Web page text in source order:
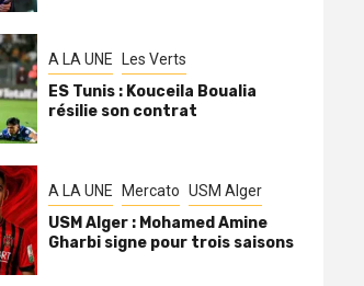
A LA UNE Les Verts
ES Tunis : Kouceila Boualia
résilie son contrat
A LA UNE Mercato USM Alger
USM Alger : Mohamed Amine
Gharbi signe pour trois saisons